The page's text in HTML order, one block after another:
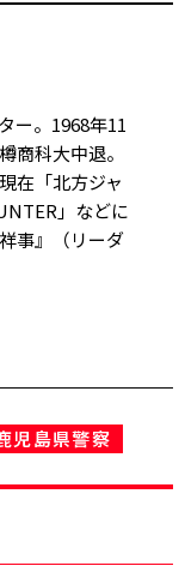
ー。1968年11
商科大中退。
在「北方ジャ
」などに
事』（リーダ
児島県警察